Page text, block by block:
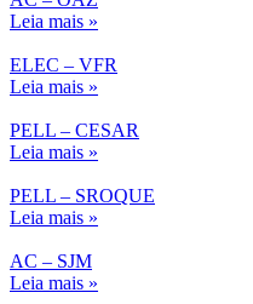
Leia mais »
ELEC – VFR
Leia mais »
PELL – CESAR
Leia mais »
PELL – SROQUE
Leia mais »
AC – SJM
Leia mais »